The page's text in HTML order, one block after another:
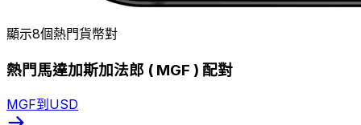
顯示8個熱門貨幣對
熱門馬達加斯加法郎 ( MGF ) 配對
MGF到USD